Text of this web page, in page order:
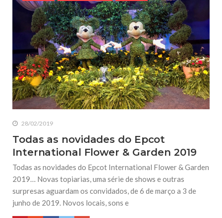
28/02/2019
Todas as novidades do Epcot
International Flower & Garden 2019
Todas as novidades do Epcot International Flower & Garden
2019… Novas topiarias, uma série de shows e outras
surpresas aguardam os convidados, de 6 de março a 3 de
junho de 2019. Novos locais, sons e